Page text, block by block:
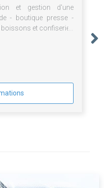
et gestion d'une
- boutique presse -
et confiseries